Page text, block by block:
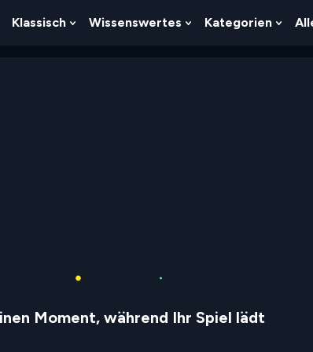
Show
Klassisch
Show
Wissenswertes
Show
Kategorien
Moment, während Ihr Spiel lädt